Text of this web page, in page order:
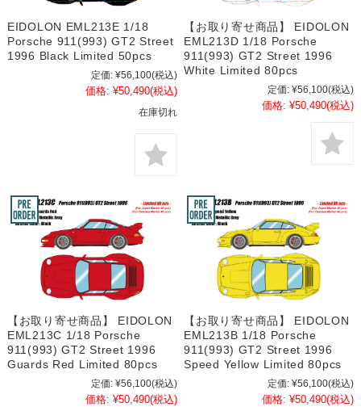
EIDOLON EML213E 1/18
Porsche 911(993) GT2 Street
1996 Black Limited 50pcs
定価: ¥56,100(税込)
価格: ¥50,490(税込)
在庫切れ
【お取り寄せ商品】 EIDOLON
EML213D 1/18 Porsche
911(993) GT2 Street 1996
White Limited 80pcs
定価: ¥56,100(税込)
価格: ¥50,490(税込)
【お取り寄せ商品】 EIDOLON
EML213C 1/18 Porsche
911(993) GT2 Street 1996
Guards Red Limited 80pcs
定価: ¥56,100(税込)
価格: ¥50,490(税込)
【お取り寄せ商品】 EIDOLON
EML213B 1/18 Porsche
911(993) GT2 Street 1996
Speed Yellow Limited 80pcs
定価: ¥56,100(税込)
価格: ¥50,490(税込)